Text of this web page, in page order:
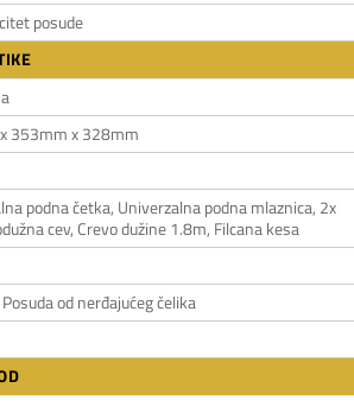
posude
353mm x 328mm
podna četka, Univerzalna podna mlaznica, 2x
cev, Crevo dužine 1.8m, Filcana kesa
od nerđajućeg čelika